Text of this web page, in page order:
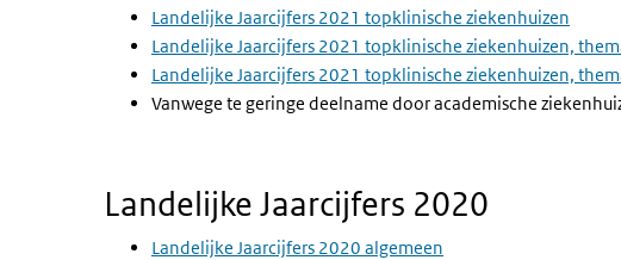
Landelijke Jaarcijfers 2021 topklinische ziekenhuizen
Landelijke Jaarcijfers 2021 topklinische ziekenhuizen,
Landelijke Jaarcijfers 2021 topklinische ziekenhuizen,
Vanwege te geringe deelname door academische
Landelijke Jaarcijfers 2020
Landelijke Jaarcijfers 2020 algemeen